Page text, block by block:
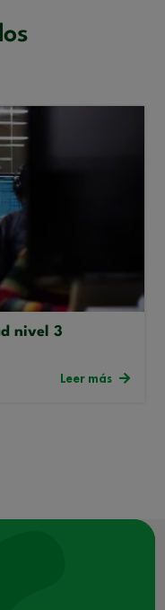
nivel 3
Leer más